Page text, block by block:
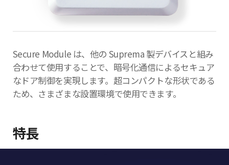
Secure Module は、他の Suprema 製デバイスと組み
合わせて使用することで、暗号化通信によるセキュア
なドア制御を実現します。超コンパクトな形状である
ため、さまざまな設置環境で使用できます。
特長